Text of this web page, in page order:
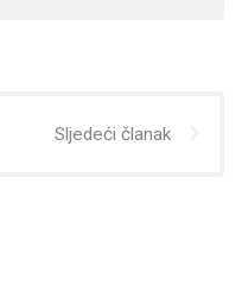
Sljedeći članak